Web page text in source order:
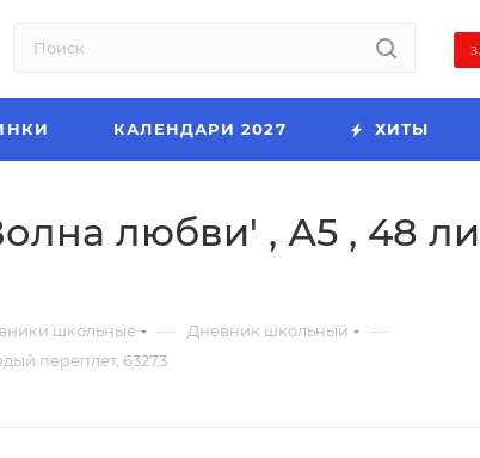
КАЛЕНДАРИ 2027 ХИТЫ
любви' , А5 , 48
школьные — Дневник школьный —
переплёт, 63273